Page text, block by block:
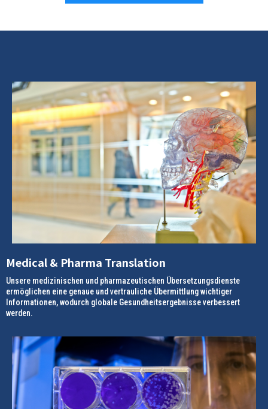
Medical & Pharma Translation
Unsere medizinischen und pharmazeutischen Übersetzungsdienste
ermöglichen eine genaue und vertrauliche Übermittlung wichtiger
Informationen, wodurch globale Gesundheitsergebnisse verbessert
werden.